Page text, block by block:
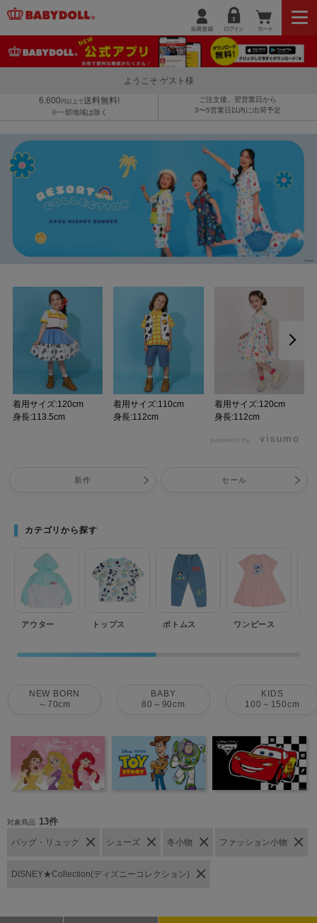
ようこそ ゲスト様
6,600 円以上で送料無料!
※一部地域は除く
ご注文後、翌営業日から
3〜5営業日以内に出荷予定
着用サイズ:120cm
身長:113.5cm
着用サイズ:110cm
身長:112cm
着用サイズ:120cm
身長:112cm
powered by
新作 セール
カテゴリから探す
アウター トップス ボトムス ワンピース
NEW BORN
～70cm
BABY
80～90cm
KIDS
100～150cm
対象商品 13件
バッグ・リュック シューズ 冬小物 ファッション小物
DISNEY★Collection(ディズニーコレクション)